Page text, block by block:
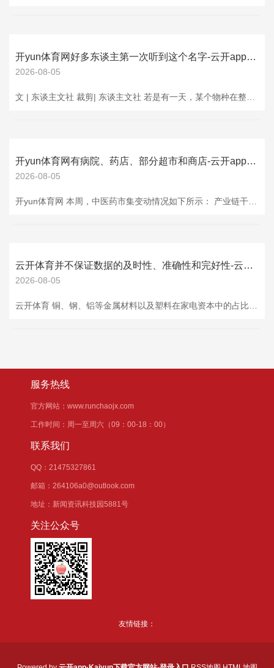
开yun体育网好多东谈主第一次听到这个名字-云开app·Kaiyun下载官方网站-登录入口
2026-08-05
开yun体育网有病院、药店、部分超市和商店-云开app·Kaiyun下载官方网站-登录入口
2026-08-05
云开体育并不保证数据的及时性、准确性和完好性-云开app·Kaiyun下载官方网站-登录入口
2026-08-05
服务热线
官方网站：www.runchaojx.com
工作时间：周一至周六（09：00-18：00）
联系我们
QQ：21475327861
邮箱：264106a0@outlook.com
地址：新闻资讯科技园5881号
关注公众号
友情链接：